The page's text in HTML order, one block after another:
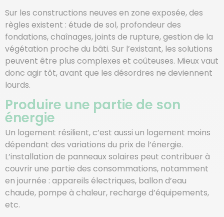
Sur les constructions neuves en zone exposée, des
règles existent : étude de sol, profondeur des
fondations, chaînages, joints de rupture, gestion de la
végétation proche du bâti. Sur l’existant, les solutions
peuvent être plus complexes et coûteuses. Mieux vaut
donc agir tôt, avant que les désordres ne deviennent
lourds.
Produire une partie de son
énergie
Un logement résilient, c’est aussi un logement moins
dépendant des variations du prix de l’énergie.
L’installation de panneaux solaires peut contribuer à
couvrir une partie des consommations, notamment
en journée : appareils électriques, ballon d’eau
chaude, pompe à chaleur, recharge d’équipements,
etc.